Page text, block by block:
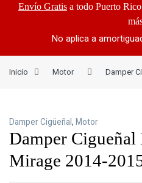
Envío Gratis a todo Puerto
No aplica a
Inicio Motor Damper
Damper Cigüeñal , Motor
Damper
Mirage 2014-